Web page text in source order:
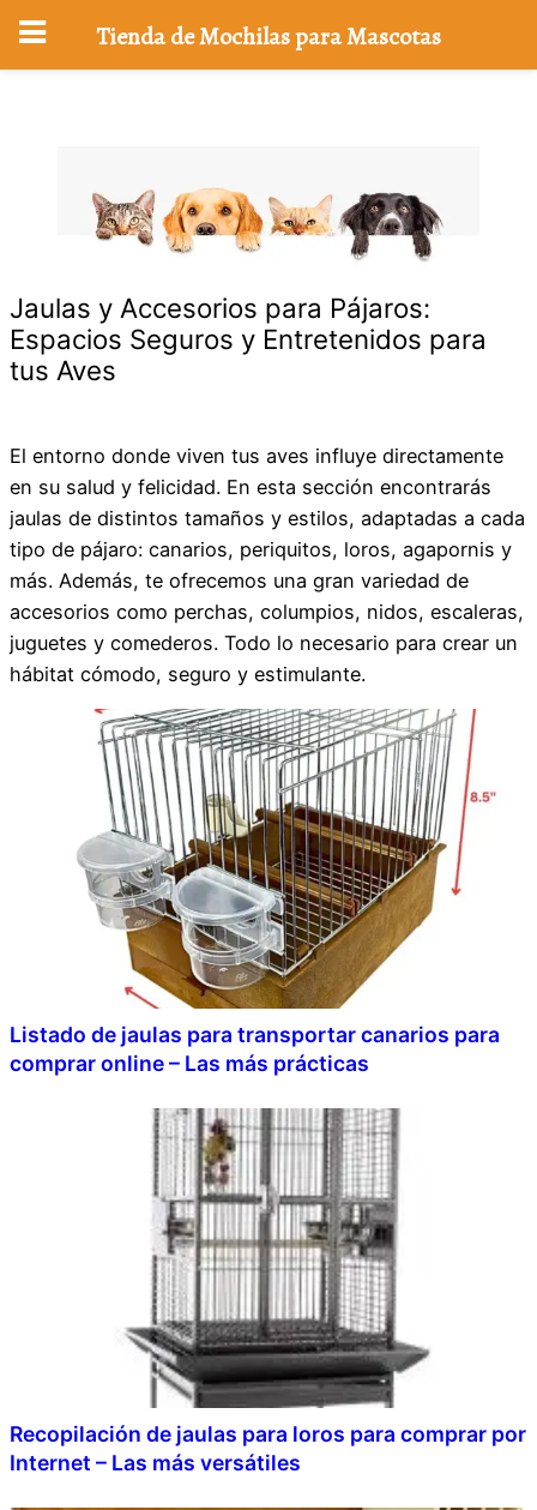
Jaulas y Accesorios para Pájaros:
Espacios Seguros y Entretenidos para
tus Aves
El entorno donde viven tus aves influye directamente
en su salud y felicidad. En esta sección encontrarás
jaulas de distintos tamaños y estilos, adaptadas a cada
tipo de pájaro: canarios, periquitos, loros, agapornis y
más. Además, te ofrecemos una gran variedad de
accesorios como perchas, columpios, nidos, escaleras,
juguetes y comederos. Todo lo necesario para crear un
hábitat cómodo, seguro y estimulante.
Listado de jaulas para transportar canarios para
comprar online – Las más prácticas
Recopilación de jaulas para loros para comprar por
Internet – Las más versátiles
Tienda de Mochilas para Mascotas